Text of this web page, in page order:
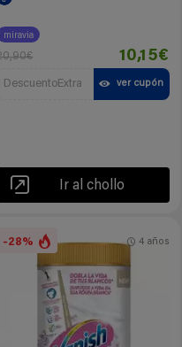
miravia
10,15€
DescuentoExtra ver cupón
Ir al chollo
-28% 4 años